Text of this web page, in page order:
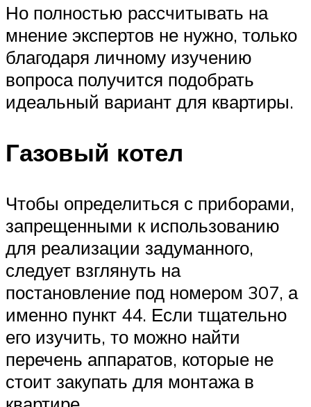
Но полностью рассчитывать на
мнение экспертов не нужно, только
благодаря личному изучению
вопроса получится подобрать
идеальный вариант для квартиры.
Газовый котел
Чтобы определиться с приборами,
запрещенными к использованию
для реализации задуманного,
следует взглянуть на
постановление под номером 307, а
именно пункт 44. Если тщательно
его изучить, то можно найти
перечень аппаратов, которые не
стоит закупать для монтажа в